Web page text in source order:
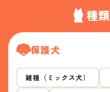
種
保護犬
雑種（ミックス犬）